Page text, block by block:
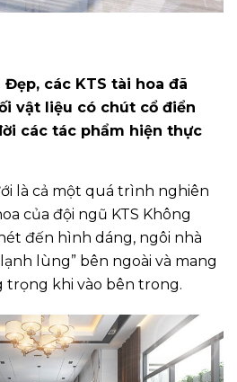
các KTS tài hoa đã
vật liệu có chút cổ điển
các tác phẩm hiện thực
là cả một quá trình nghiên
của đội ngũ KTS Không
đến hình dáng, ngôi nhà
lùng” bên ngoài và mang
trọng khi vào bên trong.